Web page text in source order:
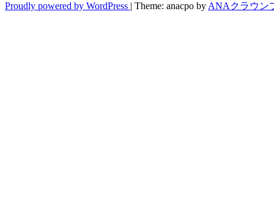
Proudly powered by WordPress | Theme: anacpo by ANAクラウン